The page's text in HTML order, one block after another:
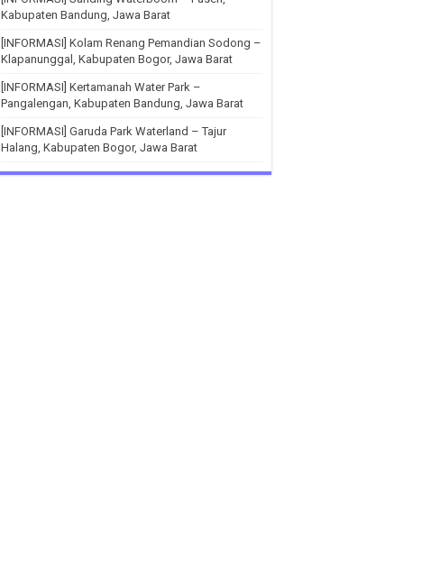
Kabupaten Bandung, Jawa Barat
[INFORMASI] Kolam Renang Pemandian Sodong –
Klapanunggal, Kabupaten Bogor, Jawa Barat
[INFORMASI] Kertamanah Water Park –
Pangalengan, Kabupaten Bandung, Jawa Barat
[INFORMASI] Garuda Park Waterland – Tajur
Halang, Kabupaten Bogor, Jawa Barat